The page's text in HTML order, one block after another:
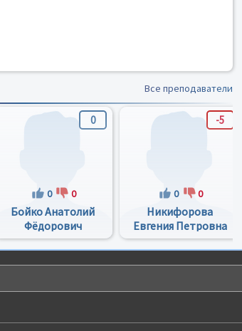
Все преподаватели
0
0 0
Бойко Анатолий
Фёдорович
-5
0 0
Никифорова
Евгения Петровна